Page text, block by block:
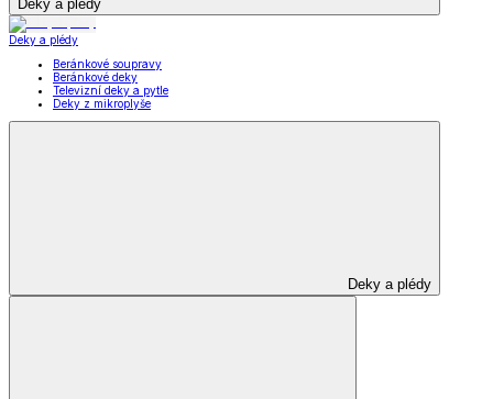
Deky a plédy
Deky a plédy
Beránkové soupravy
Beránkové deky
Televizní deky a pytle
Deky z mikroplyše
Deky a plédy